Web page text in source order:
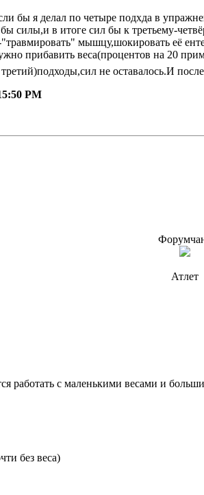
бы я делал по четыре подхда в
бы силы,и в итоге сил бы к третьему-
мышцу,шокировать её
прибавить веса(процентов на 20
не оставалось.И
PM
Атлет
работать с маленькими весами и
без веса)